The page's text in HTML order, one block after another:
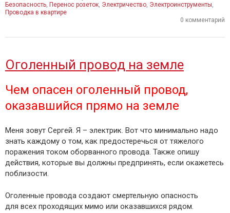
Безопасность, Перенос розеток, Электричество, Электроинструменты,
Проводка в квартире
0 комментарий
Оголенный провод на земле
Чем опасен оголенный провод,
оказавшийся прямо на земле
Меня зовут Сергей. Я – электрик. Вот что минимально надо
знать каждому о том, как предостеречься от тяжелого
поражения током оборванного провода. Также опишу
действия, которые вы должны предпринять, если окажетесь
поблизости.
Оголенные провода создают смертельную опасность
для всех проходящих мимо или оказавшихся рядом.